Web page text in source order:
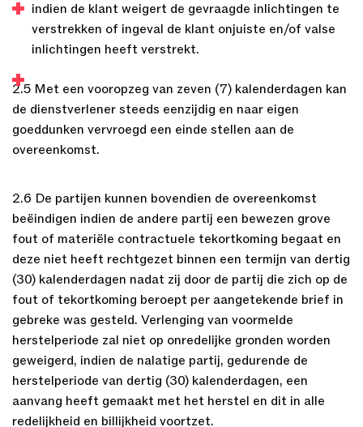
indien de klant weigert de gevraagde inlichtingen te
verstrekken of ingeval de klant onjuiste en/of valse
inlichtingen heeft verstrekt.
2.5 Met een vooropzeg van zeven (7) kalenderdagen kan
de dienstverlener steeds eenzijdig en naar eigen
goeddunken vervroegd een einde stellen aan de
overeenkomst.
2.6 De partijen kunnen bovendien de overeenkomst
beëindigen indien de andere partij een bewezen grove
fout of materiële contractuele tekortkoming begaat en
deze niet heeft rechtgezet binnen een termijn van dertig
(30) kalenderdagen nadat zij door de partij die zich op de
fout of tekortkoming beroept per aangetekende brief in
gebreke was gesteld. Verlenging van voormelde
herstelperiode zal niet op onredelijke gronden worden
geweigerd, indien de nalatige partij, gedurende de
herstelperiode van dertig (30) kalenderdagen, een
aanvang heeft gemaakt met het herstel en dit in alle
redelijkheid en billijkheid voortzet.